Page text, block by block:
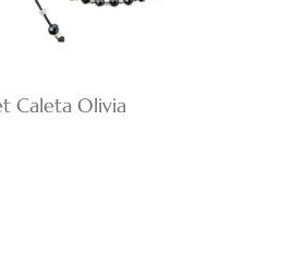
Caleta Olivia